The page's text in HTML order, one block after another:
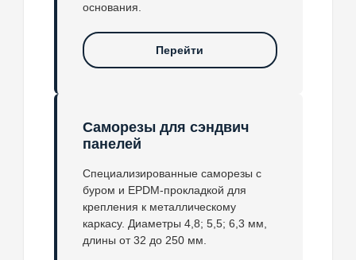
основания.
Перейти
Саморезы для сэндвич
панелей
Специализированные саморезы с
буром и EPDM-прокладкой для
крепления к металлическому
каркасу. Диаметры 4,8; 5,5; 6,3 мм,
длины от 32 до 250 мм.